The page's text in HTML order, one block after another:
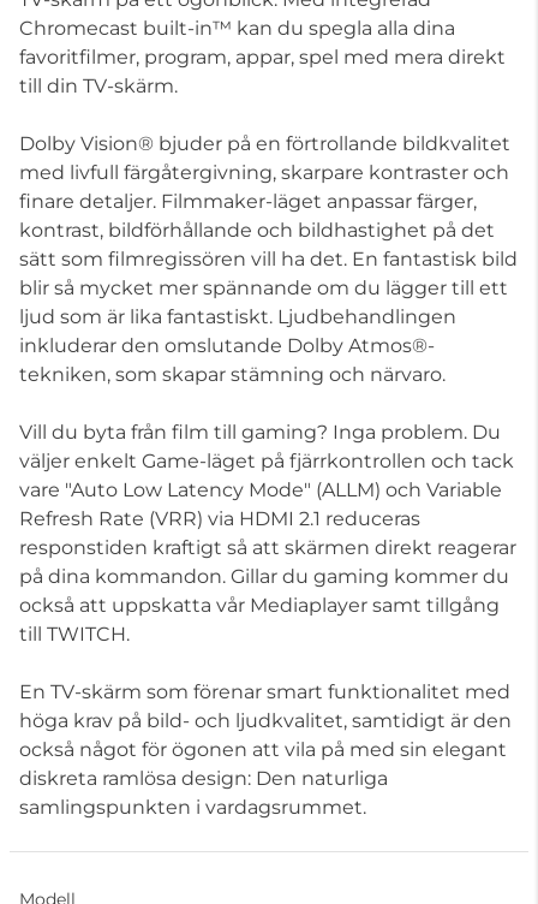
Chromecast built-in™ kan du spegla alla dina
favoritfilmer, program, appar, spel med mera direkt
till din TV-skärm.
Dolby Vision® bjuder på en förtrollande bildkvalitet
med livfull färgåtergivning, skarpare kontraster och
finare detaljer. Filmmaker-läget anpassar färger,
kontrast, bildförhållande och bildhastighet på det
sätt som filmregissören vill ha det. En fantastisk bild
blir så mycket mer spännande om du lägger till ett
ljud som är lika fantastiskt. Ljudbehandlingen
inkluderar den omslutande Dolby Atmos®-
tekniken, som skapar stämning och närvaro.
Vill du byta från film till gaming? Inga problem. Du
väljer enkelt Game-läget på fjärrkontrollen och tack
vare "Auto Low Latency Mode" (ALLM) och Variable
Refresh Rate (VRR) via HDMI 2.1 reduceras
responstiden kraftigt så att skärmen direkt reagerar
på dina kommandon. Gillar du gaming kommer du
också att uppskatta vår Mediaplayer samt tillgång
till TWITCH.
En TV-skärm som förenar smart funktionalitet med
höga krav på bild- och ljudkvalitet, samtidigt är den
också något för ögonen att vila på med sin elegant
diskreta ramlösa design: Den naturliga
samlingspunkten i vardagsrummet.
Modell